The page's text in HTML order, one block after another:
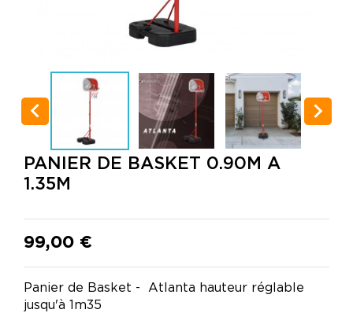
 
PANIER DE BASKET 0.90M A
1.35M
99,00 €
Panier de Basket - Atlanta hauteur réglable
jusqu'à 1m35